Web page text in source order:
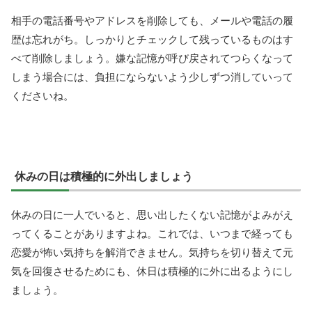
相手の電話番号やアドレスを削除しても、メールや電話の履
歴は忘れがち。しっかりとチェックして残っているものはす
べて削除しましょう。嫌な記憶が呼び戻されてつらくなって
しまう場合には、負担にならないよう少しずつ消していって
くださいね。
休みの日は積極的に外出しましょう
休みの日に一人でいると、思い出したくない記憶がよみがえ
ってくることがありますよね。これでは、いつまで経っても
恋愛が怖い気持ちを解消できません。気持ちを切り替えて元
気を回復させるためにも、休日は積極的に外に出るようにし
ましょう。